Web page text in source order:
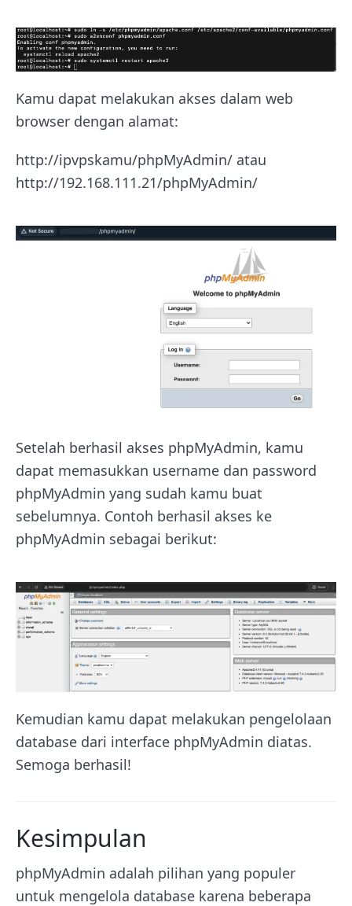
Kamu dapat melakukan akses dalam web
browser dengan alamat:
http://ipvpskamu/phpMyAdmin/ atau
http://192.168.111.21/phpMyAdmin/
Setelah berhasil akses phpMyAdmin, kamu
dapat memasukkan username dan password
phpMyAdmin yang sudah kamu buat
sebelumnya. Contoh berhasil akses ke
phpMyAdmin sebagai berikut:
Kemudian kamu dapat melakukan pengelolaan
database dari interface phpMyAdmin diatas.
Semoga berhasil!
Kesimpulan
phpMyAdmin adalah pilihan yang populer
untuk mengelola database karena beberapa